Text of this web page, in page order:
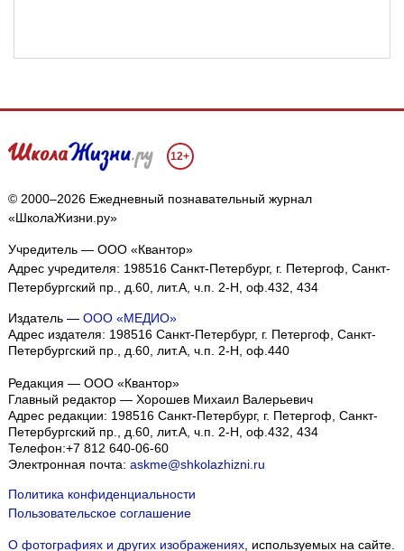
12+
© 2000–2026 Ежедневный познавательный журнал
«ШколаЖизни.ру»
Учредитель — ООО «Квантор»
Адрес учредителя: 198516 Санкт-Петербург, г. Петергоф, Санкт-
Петербургский пр., д.60, лит.А, ч.п. 2-Н, оф.432, 434
Издатель — ООО «МЕДИО»
Адрес издателя: 198516 Санкт-Петербург, г. Петергоф, Санкт-
Петербургский пр., д.60, лит.А, ч.п. 2-Н, оф.440
Редакция — ООО «Квантор»
Главный редактор — Хорошев Михаил Валерьевич
Адрес редакции: 198516 Санкт-Петербург, г. Петергоф Санкт-
Петербургский пр., д.60, лит.А, ч.п. 2-Н, оф.432, 434
Телефон:+7 812 640-06-60
Электронная почта: askme@shkolazhizni.ru
Политика конфиденциальности
Пользовательское соглашение
О фотографиях и других изображениях, используемых на сайте.